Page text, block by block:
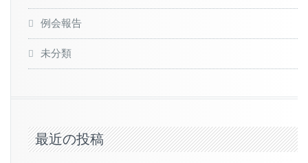
例会報告
未分類
最近の投稿